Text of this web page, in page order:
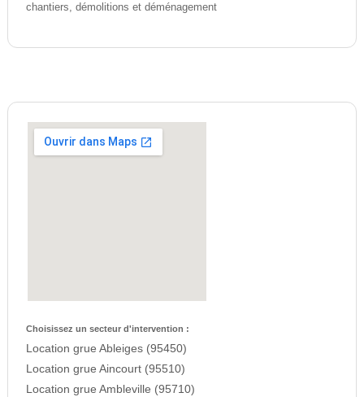
chantiers, démolitions et déménagement
Choisissez un secteur d'intervention :
Location grue Ableiges (95450)
Location grue Aincourt (95510)
Location grue Ambleville (95710)